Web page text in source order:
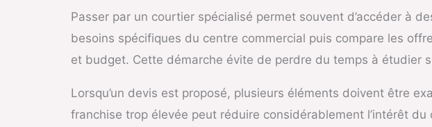
Passer par un courtier spécialisé permet souvent d’accéder à
besoins spécifiques du centre commercial puis compare les
et budget. Cette démarche évite de perdre du temps à étudier
Lorsqu’un devis est proposé, plusieurs éléments doivent être
franchise trop élevée peut réduire considérablement l’intérêt